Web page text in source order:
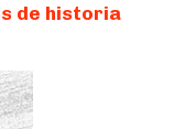
de historia